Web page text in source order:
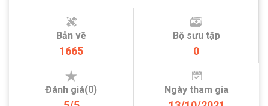
Bản vẽ
1665
Bộ sưu tập
0
Đánh giá(0) Ngày tham gia